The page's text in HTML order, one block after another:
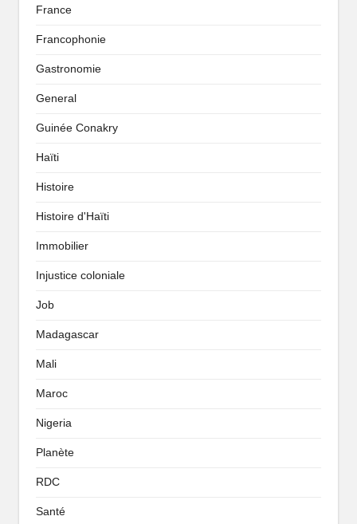
France
Francophonie
Gastronomie
General
Guinée Conakry
Haïti
Histoire
Histoire d'Haïti
Immobilier
Injustice coloniale
Job
Madagascar
Mali
Maroc
Nigeria
Planète
RDC
Santé